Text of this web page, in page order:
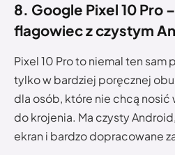
8. Google Pixel 10 Pro
flagowiec z czystym
Pixel 10 Pro to niemal ten sam
tylko w bardziej poręcznej
dla osób, które nie chcą nosić
do krojenia. Ma czysty
ekran i bardzo dopracowane